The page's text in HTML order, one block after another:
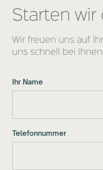
Starten wir
Wir freuen uns auf
uns schnell bei
Ihr Name
Telefonnummer